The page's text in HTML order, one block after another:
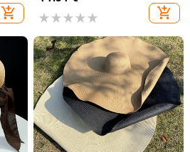
add_shopping_cart
sportove na plaži
add_shopping_cart